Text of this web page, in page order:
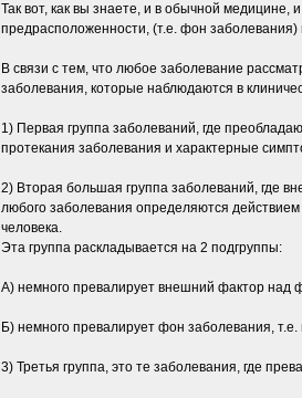
Так вот, как вы знаете, и в обычной медицине,
предрасположенности, (т.е. фон
В связи с тем, что любое заболевание
заболевания, которые наблюдаются в
1) Первая группа заболеваний, где
протекания заболевания и характерные
2) Вторая большая группа заболеваний, где
любого заболевания определяются
человека.
Эта группа раскладывается на 2 подгруппы:
А) немного превалирует внешний фактор над
Б) немного превалирует фон заболевания,
3) Третья группа, это те заболевания, где